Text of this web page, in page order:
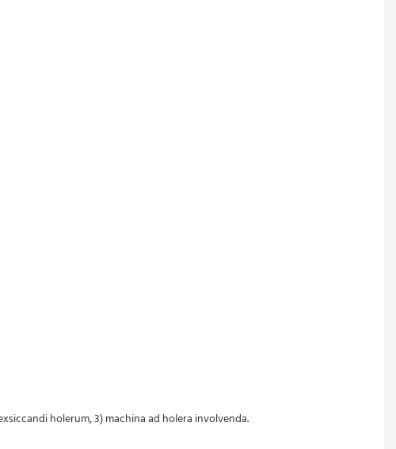
holerum, 3) machina ad holera involvenda.